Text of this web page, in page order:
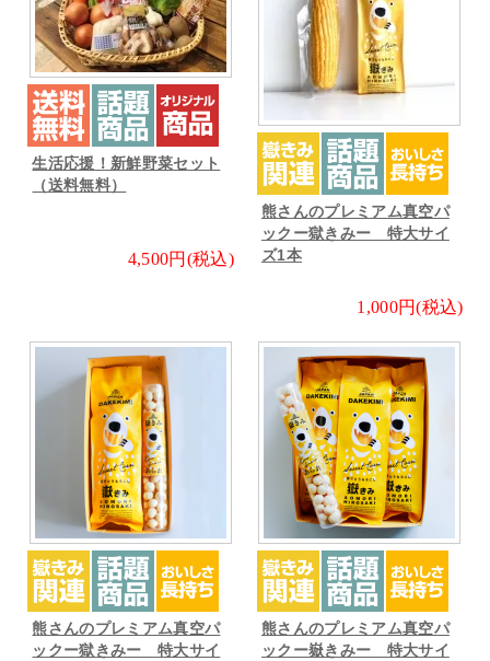
生活応援！新鮮野菜セット
（送料無料）
4,500円(税込)
熊さんのプレミアム真空パ
ックー獄きみー 特大サイ
ズ1本
1,000円(税込)
熊さんのプレミアム真空パ
ックー獄きみー 特大サイ
熊さんのプレミアム真空パ
ックー嶽きみー 特大サイ